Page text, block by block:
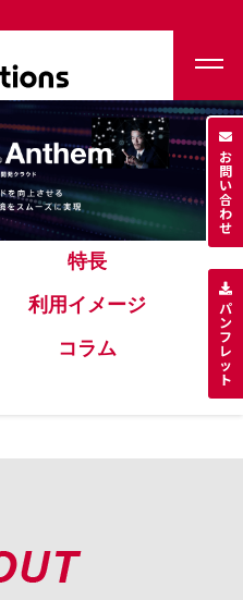
特長
利用イメージ
コラム
お
問
い
合
わ
せ
パ
ン
フ
レ
ッ
ト